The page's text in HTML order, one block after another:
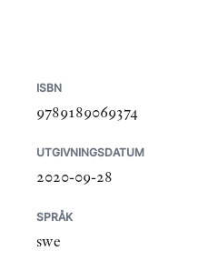
ISBN
9789189069374
UTGIVNINGSDATUM
2020-09-28
SPRÅK
swe